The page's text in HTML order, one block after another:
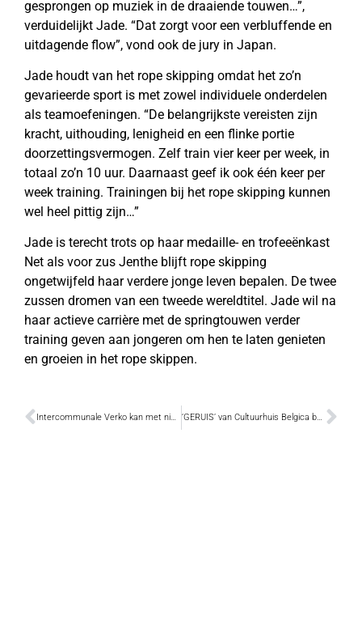
gesprongen op muziek in de draaiende touwen…”,
verduidelijkt Jade. “Dat zorgt voor een verbluffende en
uitdagende flow”, vond ook de jury in Japan.
Jade houdt van het rope skipping omdat het zo’n
gevarieerde sport is met zowel individuele onderdelen
als teamoefeningen. “De belangrijkste vereisten zijn
kracht, uithouding, lenigheid en een flinke portie
doorzettingsvermogen. Zelf train vier keer per week, in
totaal zo’n 10 uur. Daarnaast geef ik ook één keer per
week training. Trainingen bij het rope skipping kunnen
wel heel pittig zijn…”
Jade is terecht trots op haar medaille- en trofeeënkast
Net als voor zus Jenthe blijft rope skipping
ongetwijfeld haar verdere jonge leven bepalen. De twee
zussen dromen van een tweede wereldtitel. Jade wil na
haar actieve carrière met de springtouwen verder
training geven aan jongeren om hen te laten genieten
en groeien in het rope skippen.
Intercommunale Verko kan met nieuw systeem de geuroverlast sterk verminderen ‘GERUIS’ van Cultuurhuis Belgica bestaat tien jaar